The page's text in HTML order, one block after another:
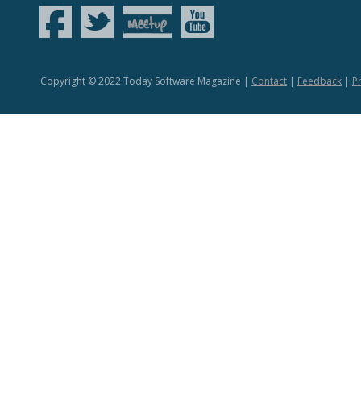
Copyright © 2022 Today Software Magazine | Contact | Feedback |